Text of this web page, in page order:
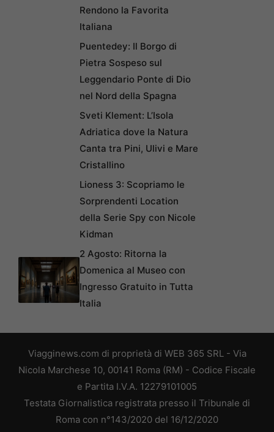
Rendono la Favorita
Italiana
Puentedey: Il Borgo di
Pietra Sospeso sul
Leggendario Ponte di Dio
nel Nord della Spagna
Sveti Klement: L’Isola
Adriatica dove la Natura
Canta tra Pini, Ulivi e Mare
Cristallino
Lioness 3: Scopriamo le
Sorprendenti Location
della Serie Spy con Nicole
Kidman
2 Agosto: Ritorna la
Domenica al Museo con
Ingresso Gratuito in Tutta
Italia
Viagginews.com di proprietà di WEB 365 SRL - Via
Nicola Marchese 10, 00141 Roma (RM) - Codice Fiscale
e Partita I.V.A. 12279101005
Testata Giornalistica registrata presso il Tribunale di
Roma con n°143/2020 del 16/12/2020